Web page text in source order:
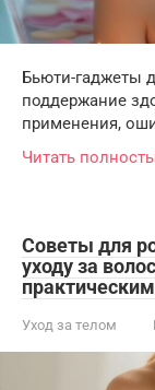
Бьюти-гаджеты
поддержание
применения,
Читать
Советы для
уходу за
Уход за телом